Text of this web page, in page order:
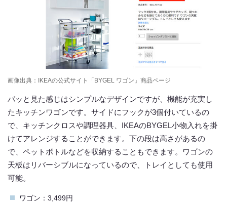
画像出典：IKEAの公式サイト「BYGEL ワゴン」商品ページ
パッと見た感じはシンプルなデザインですが、機能が充実し
たキッチンワゴンです。サイドにフックが3個付いているの
で、キッチンクロスや調理器具、IKEAのBYGEL小物入れを掛
けてアレンジすることができます。下の段は高さがあるの
で、ペットボトルなどを収納することもできます。ワゴンの
天板はリバーシブルになっているので、トレイとしても使用
可能。
ワゴン：3,499円